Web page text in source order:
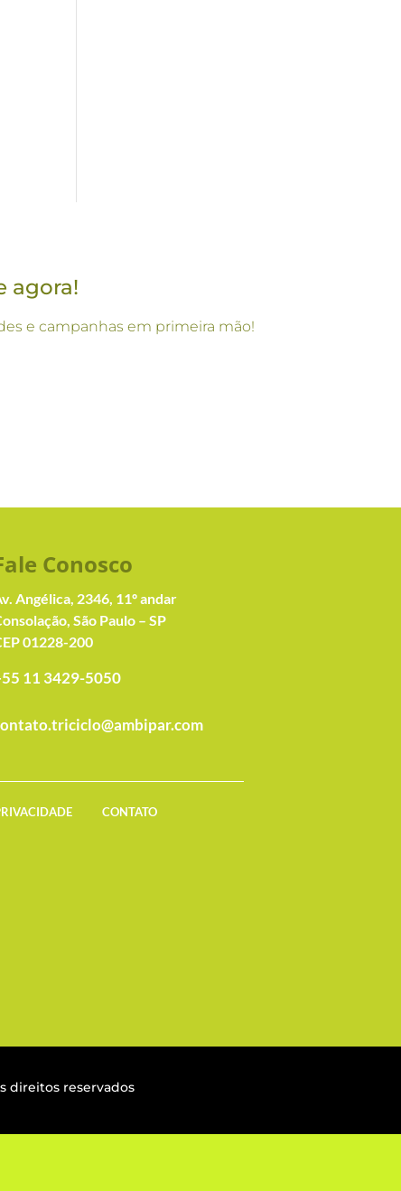
agora!
e campanhas em primeira mão!
Conosco
Angélica, 2346, 11º andar
São Paulo – SP
01228-200
11 3429-5050
CONTATO
direitos reservados